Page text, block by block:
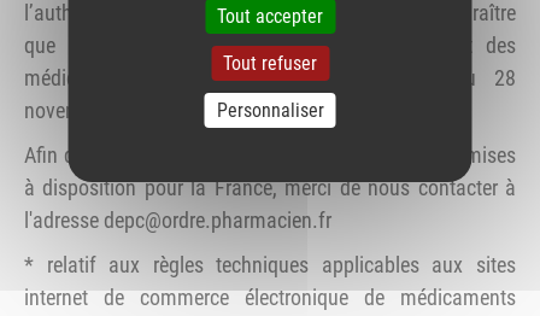
l’authenticité de ce logo. Ce dernier "ne doit apparaître
que dans les parties du site internet proposant des
médicaments", en conformité avec l'arrêté du 28
novembre 2016 modifié*.
Afin de recevoir les différentes versions de ce logo mises
à disposition pour la France, merci de nous contacter à
l'adresse depc@ordre.pharmacien.fr
* relatif aux règles techniques applicables aux sites
internet de commerce électronique de médicaments
Tout accepter
Tout refuser
Personnaliser